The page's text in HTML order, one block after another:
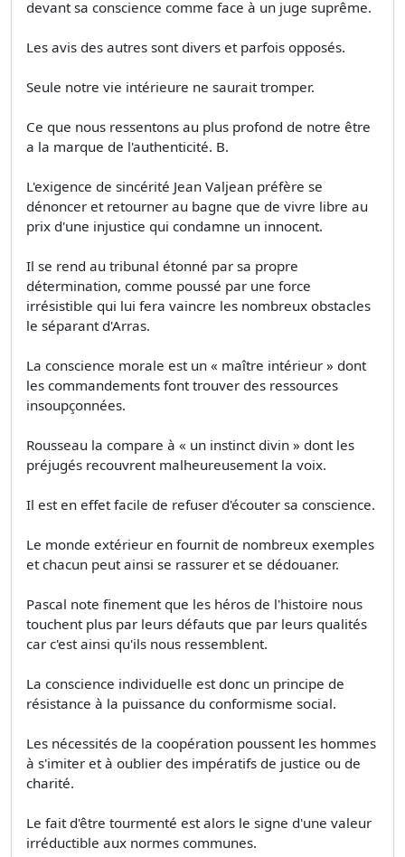
devant sa conscience comme face à un juge suprême.
Les avis des autres sont divers et parfois opposés.
Seule notre vie intérieure ne saurait tromper.
Ce que nous ressentons au plus profond de notre être
a la marque de l'authenticité. B.
L'exigence de sincérité Jean Valjean préfère se
dénoncer et retourner au bagne que de vivre libre au
prix d'une injustice qui condamne un innocent.
Il se rend au tribunal étonné par sa propre
détermination, comme poussé par une force
irrésistible qui lui fera vaincre les nombreux obstacles
le séparant d'Arras.
La conscience morale est un « maître intérieur » dont
les commandements font trouver des ressources
insoupçonnées.
Rousseau la compare à « un instinct divin » dont les
préjugés recouvrent malheureusement la voix.
Il est en effet facile de refuser d'écouter sa conscience.
Le monde extérieur en fournit de nombreux exemples
et chacun peut ainsi se rassurer et se dédouaner.
Pascal note finement que les héros de l'histoire nous
touchent plus par leurs défauts que par leurs qualités
car c'est ainsi qu'ils nous ressemblent.
La conscience individuelle est donc un principe de
résistance à la puissance du conformisme social.
Les nécessités de la coopération poussent les hommes
à s'imiter et à oublier des impératifs de justice ou de
charité.
Le fait d'être tourmenté est alors le signe d'une valeur
irréductible aux normes communes.